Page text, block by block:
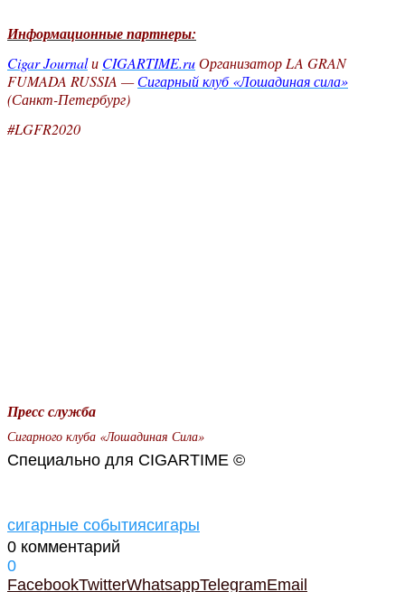
Информационные партнеры:
Cigar Journalи CIGARTIME.ruОрганизатор LA GRAN
FUMADA RUSSIA —Сигарный клуб «Лошадиная сила»
(Санкт-Петербург)
#LGFR2020
Пресс служба
Сигарного клуба «Лошадиная Сила»
Специально для CIGARTIME ©
сигарные событиясигары
0 комментарий
0
FacebookTwitterWhatsappTelegramEmail